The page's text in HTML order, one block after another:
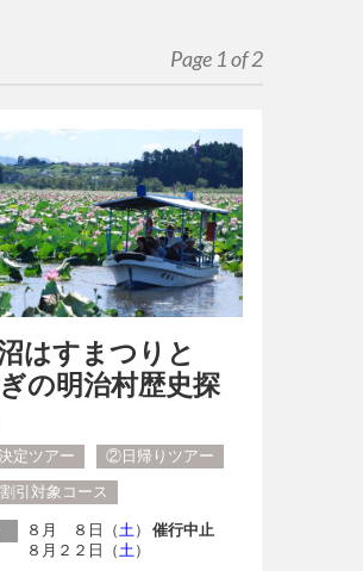
Page 1 of 2
はすまつりと
の明治村歴史探
定ツアー
②日帰りツアー
引対象コース
８月 ８日（ 土 ）催行中止
８月２２日（ 土 ）